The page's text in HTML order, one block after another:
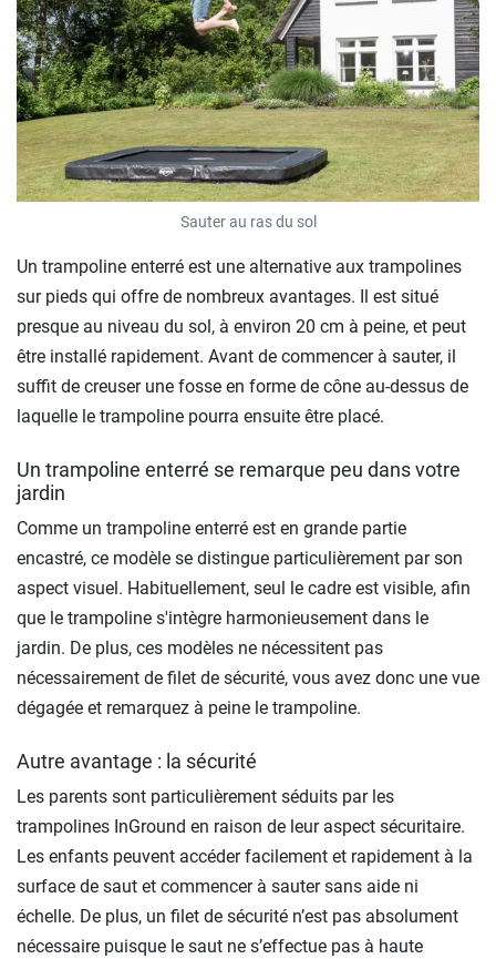
Sauter au ras du sol
Un trampoline enterré est une alternative aux trampolines
sur pieds qui offre de nombreux avantages. Il est situé
presque au niveau du sol, à environ 20 cm à peine, et peut
être installé rapidement. Avant de commencer à sauter, il
suffit de creuser une fosse en forme de cône au-dessus de
laquelle le trampoline pourra ensuite être placé.
Un trampoline enterré se remarque peu dans votre
jardin
Comme un trampoline enterré est en grande partie
encastré, ce modèle se distingue particulièrement par son
aspect visuel. Habituellement, seul le cadre est visible, afin
que le trampoline s'intègre harmonieusement dans le
jardin. De plus, ces modèles ne nécessitent pas
nécessairement de filet de sécurité, vous avez donc une vue
dégagée et remarquez à peine le trampoline.
Autre avantage : la sécurité
Les parents sont particulièrement séduits par les
trampolines InGround en raison de leur aspect sécuritaire.
Les enfants peuvent accéder facilement et rapidement à la
surface de saut et commencer à sauter sans aide ni
échelle. De plus, un filet de sécurité n’est pas absolument
nécessaire puisque le saut ne s’effectue pas à haute